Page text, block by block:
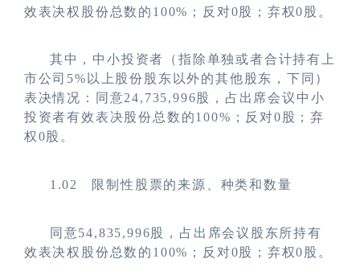
效表决权股份总数的100%；反对0股；弃权0股。
其中，中小投资者（指除单独或者合计持有上
市公司5%以上股份股东以外的其他股东，下同）
表决情况：同意24,735,996股，占出席会议中小
投资者有效表决股份总数的100%；反对0股；弃
权0股。
1.02 限制性股票的来源、种类和数量
同意54,835,996股，占出席会议股东所持有
效表决权股份总数的100%；反对0股；弃权0股。